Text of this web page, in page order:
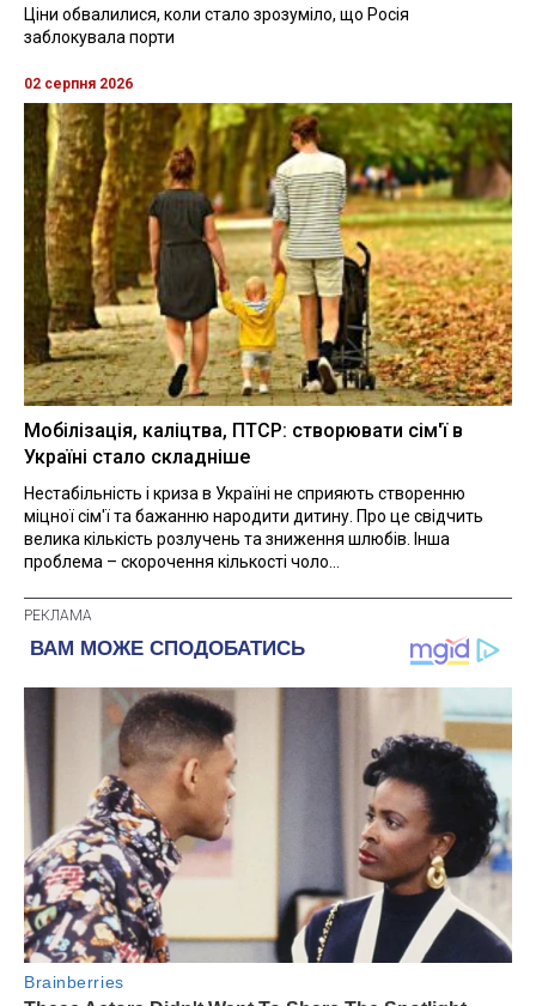
Ціни обвалилися, коли стало зрозуміло, що Росія
заблокувала порти
02 серпня 2026
Мобілізація, каліцтва, ПТСР: створювати сім'ї в
Україні стало складніше
Нестабільність і криза в Україні не сприяють створенню
міцної сім'ї та бажанню народити дитину. Про це свідчить
велика кількість розлучень та зниження шлюбів. Інша
проблема – скорочення кількості чоло...